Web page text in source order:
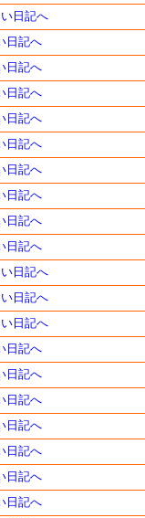
日記へ
日記へ
日記へ
日記へ
日記へ
日記へ
日記へ
日記へ
日記へ
日記へ
日記へ
日記へ
日記へ
日記へ
日記へ
日記へ
日記へ
日記へ
日記へ
日記へ